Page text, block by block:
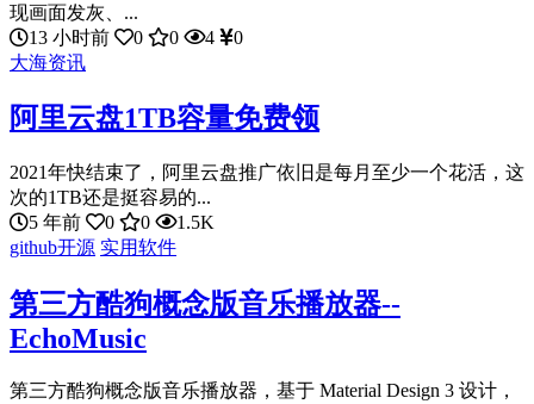
现画面发灰、...
13 小时前
0 0 4
0
大海资讯
阿里云盘1TB容量免费领
2021年快结束了，阿里云盘推广依旧是每月至少一个花活，这
次的1TB还是挺容易的...
5 年前
0 0
1.5K
github开源 实用软件
第三方酷狗概念版音乐播放器--
EchoMusic
第三方酷狗概念版音乐播放器，基于 Material Design 3 设计，